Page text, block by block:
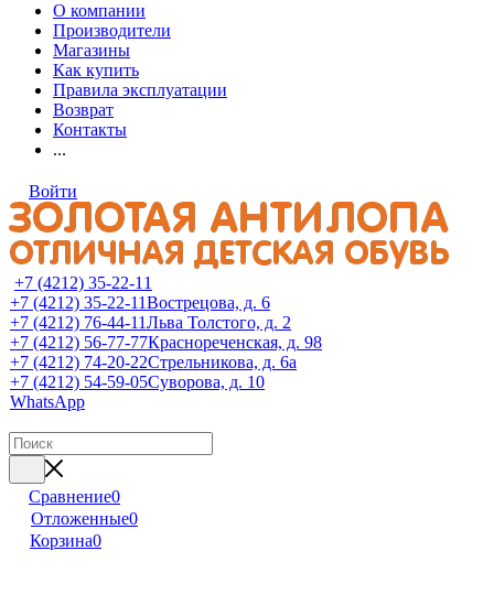
О компании
Производители
Магазины
Как купить
Правила эксплуатации
Возврат
Контакты
...
Войти
+7 (4212) 35-22-11
+7 (4212) 35-22-11Вострецова, д. 6
+7 (4212) 76-44-11Льва Толстого, д. 2
+7 (4212) 56-77-77Краснореченская, д. 98
+7 (4212) 74-20-22Стрельникова, д. 6а
+7 (4212) 54-59-05Суворова, д. 10
WhatsApp
Сравнение0
Отложенные0
Корзина0